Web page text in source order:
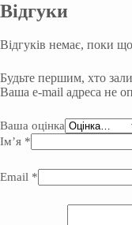
Відгуки
Відгуків немає, поки
Будьте першим, хто
Ваша e-mail адреса не
Ваша оцінка
Ім’я *
Email *